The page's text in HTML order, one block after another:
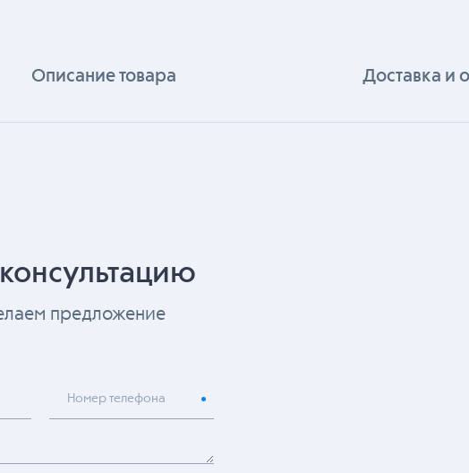
Описание товара Доставка и
предложение
Номер телефона